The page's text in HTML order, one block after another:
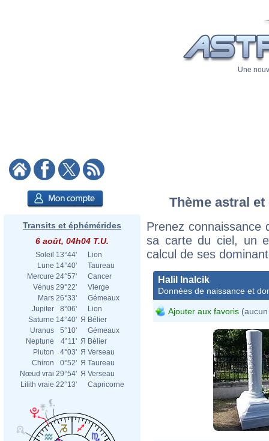
Une
Transits et éphémérides
6 août, 04h04 T.U.
Soleil 13°44'
Lion
Lune 14°40'
Taureau
Mercure 24°57'
Cancer
Vénus 29°22'
Vierge
Mars 26°33'
Gémeaux
Jupiter
8°06'
Lion
Saturne 14°40' Я Bélier
Uranus
5°10'
Gémeaux
Neptune
4°11' Я Bélier
Pluton
4°03' Я Verseau
Chiron
0°52' Я Taureau
Nœud vrai 29°54' Я Verseau
Lilith vraie 22°13' Capricorne
Thème astral
Prenez connaissance
sa carte du ciel, un
calcul de ses
Halil Inalcik
Données de naissance et
Ajouter aux favoris